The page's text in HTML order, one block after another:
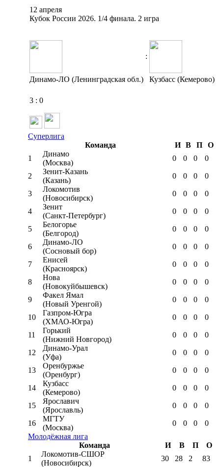
12 апреля
Кубок России 2026. 1/4 финала. 2 игра
:
Динамо-ЛО (Ленинградская обл.) Кузбасс (Кемерово)
3 : 0
Суперлига
Команда
И В П
О
1
Динамо
(Москва)
0 0 0 0
2
Зенит-Казань
(Казань)
0 0 0 0
3
Локомотив
(Новосибирск)
0 0 0 0
4
Зенит
(Санкт-Петербург)
0 0 0 0
5
Белогорье
(Белгород)
0 0 0 0
6
Динамо-ЛО
(Сосновый бор)
0 0 0 0
7
Енисей
(Красноярск)
0 0 0 0
8
Нова
(Новокуйбышевск)
0 0 0 0
9
Факел Ямал
(Новый Уренгой)
0 0 0 0
10
Газпром-Югра
(ХМАО-Югра)
0 0 0 0
11
Горький
(Нижний Новгород)
0 0 0 0
12
Динамо-Урал
(Уфа)
0 0 0 0
13
Оренбуржье
(Оренбург)
0 0 0 0
14
Кузбасс
(Кемерово)
0 0 0 0
15
Ярославич
(Ярославль)
0 0 0 0
16
МГТУ
(Москва)
0 0 0
0
Молодёжная лига
Команда
И В П
О
1
Локомотив-CШОР
(Новосибирск)
30 28 2 83